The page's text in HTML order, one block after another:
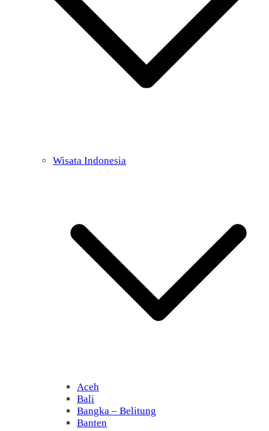
Wisata Indonesia
Aceh
Bali
Bangka – Belitung
Banten